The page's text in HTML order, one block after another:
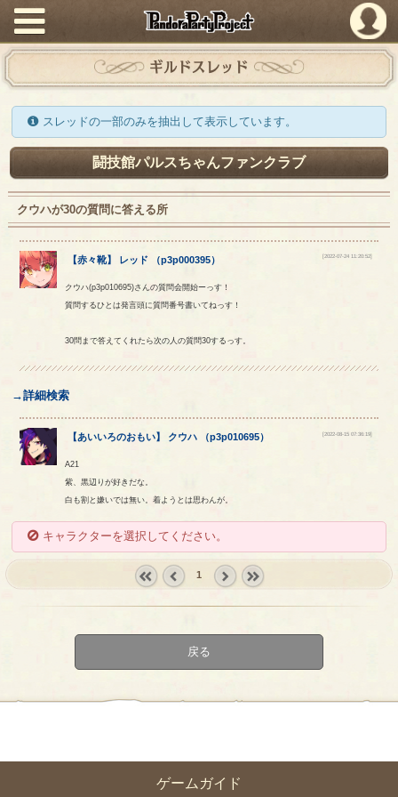
PandoraPartyProject
ゲームガイド
ギルドスレッド
スレッドの一部のみを抽出して表示しています。
闘技館パルスちゃんファンクラブ
クウハが30の質問に答える所
【赤々靴】 レッド （p3p000395） [2022-07-24 11:20:52]
クウハ(p3p010695)さんの質問会開始ーっす！
質問するひとは発言頭に質問番号書いてねっす！
30問まで答えてくれたら次の人の質問30するっす。
→詳細検索
【あいいろのおもい】 クウハ （p3p010695） [2022-08-15 07:36:19]
A21
紫、黒辺りが好きだな。
白も割と嫌いでは無い。着ようとは思わんが。
キャラクターを選択してください。
1
戻る